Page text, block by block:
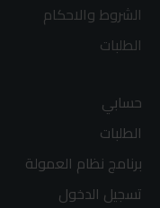
الشروط والاحكام
الطلبات
حسابي
الطلبات
برنامج نظام العمولة
تسجيل الدخول